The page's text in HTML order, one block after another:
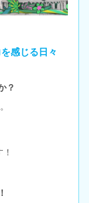
感じる日々
？